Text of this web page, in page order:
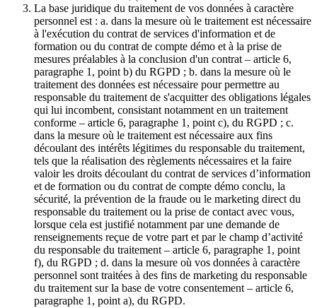
La base juridique du traitement de vos données à caractère
personnel est : a. dans la mesure où le traitement est nécessaire
à l'exécution du contrat de services d'information et de
formation ou du contrat de compte démo et à la prise de
mesures préalables à la conclusion d'un contrat – article 6,
paragraphe 1, point b) du RGPD ; b. dans la mesure où le
traitement des données est nécessaire pour permettre au
responsable du traitement de s'acquitter des obligations légales
qui lui incombent, consistant notamment en un traitement
conforme – article 6, paragraphe 1, point c), du RGPD ; c.
dans la mesure où le traitement est nécessaire aux fins
découlant des intérêts légitimes du responsable du traitement,
tels que la réalisation des règlements nécessaires et la faire
valoir les droits découlant du contrat de services d’information
et de formation ou du contrat de compte démo conclu, la
sécurité, la prévention de la fraude ou le marketing direct du
responsable du traitement ou la prise de contact avec vous,
lorsque cela est justifié notamment par une demande de
renseignements reçue de votre part et par le champ d’activité
du responsable du traitement – article 6, paragraphe 1, point
f), du RGPD ; d. dans la mesure où vos données à caractère
personnel sont traitées à des fins de marketing du responsable
du traitement sur la base de votre consentement – article 6,
paragraphe 1, point a), du RGPD.